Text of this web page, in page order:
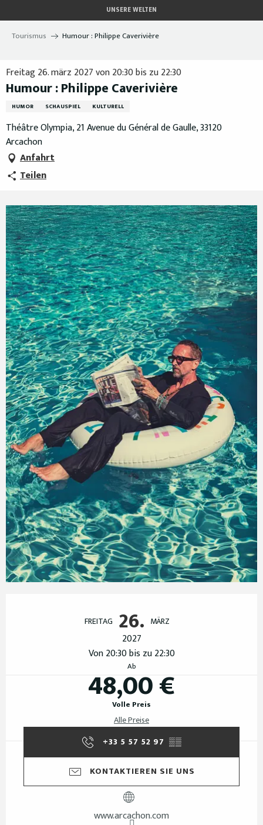
au
contenu
UNSERE WELTEN
Tourismus Humour : Philippe Caverivière
Freitag 26. märz 2027 von 20:30 bis zu 22:30
Humour : Philippe Caverivière
HUMOR SCHAUSPIEL KULTURELL
Théâtre Olympia, 21 Avenue du Général de Gaulle, 33120
Arcachon
Anfahrt
Teilen
FREITAG 26. MÄRZ
2027
Von 20:30 bis zu 22:30
Ab
48,00 €
Volle Preis
Alle Preise
+33 5 57 52 97 ▒▒
KONTAKTIEREN SIE UNS
www.arcachon.com